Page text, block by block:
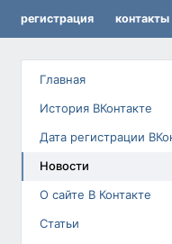
регистрация контакты
Главная
История ВКонтакте
Дата регистрации
Новости
О сайте В Контакте
Статьи